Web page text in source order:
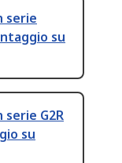
serie
su
G2R
su